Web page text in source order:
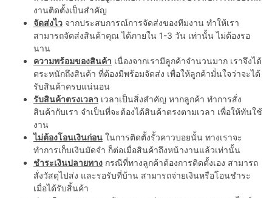
งานติดตั้งเป็นสำคัญ
จัดส่งไว จากประสบการณ์การจัดส่งของทีมงาน ทำให้เรา
สามารถจัดส่งสินค้าคุณ ได้ภายใน 1-3 วัน เท่านั้น ไม่ต้องรอ
นาน
ความพร้อมของสินค้า เนื่องจากเรามีลูกค้าจำนวนมาก เราจึงได้
ตระหนักถึงสินค้า ที่ต้องมีพร้อมจัดส่ง เพื่อให้ลูกค้ามั่นใจว่าจะได้
รับสินค้าครบแน่นอน
รับสินค้าตรงเวลา เวลาเป็นสิ่งสำคัญ หากลูกค้า ทำการสั่ง
สินค้ากับเรา จำเป็นที่จะต้องได้สินค้าตรงตามเวลา เพื่อให้ทันใช้
งาน
ไม่ต้องโอนเงินก่อน ในการติดตั้งรั้วคาวบอยนั้น ทางเราจะ
ทำการเก็บเงินมัดจำ ก็ต่อเมื่อสินค้าถึงหน้างานแล้วเท่านั้น
ชำระเงินปลายทาง กรณีที่ทางลูกค้าต้องการติดตั้งเอง สามารถ
สั่งวัสดุไปส่ง และรอรับที่บ้าน สามารถจ่ายเงินหรือโอนชำระ
เมื่อได้รับสิ้นค้า